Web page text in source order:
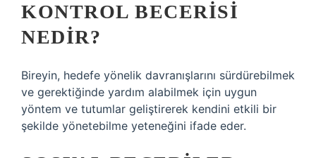
KONTROL BECERISI
NEDIR?
Bireyin, hedefe yönelik davranışlarını sürdürebilmek
ve gerektiğinde yardım alabilmek için uygun
yöntem ve tutumlar geliştirerek kendini etkili bir
şekilde yönetebilme yeteneğini ifade eder.